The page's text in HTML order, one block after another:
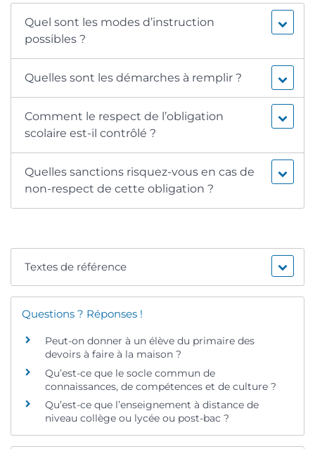
Quel sont les modes d’instruction
possibles ?
Quelles sont les démarches à remplir ?
Comment le respect de l’obligation
scolaire est-il contrôlé ?
Quelles sanctions risquez-vous en cas de
non-respect de cette obligation ?
Textes de référence
Questions ? Réponses !
Peut-on donner à un élève du primaire des
devoirs à faire à la maison ?
Qu’est-ce que le socle commun de
connaissances, de compétences et de culture ?
Qu’est-ce que l’enseignement à distance de
niveau collège ou lycée ou post-bac ?